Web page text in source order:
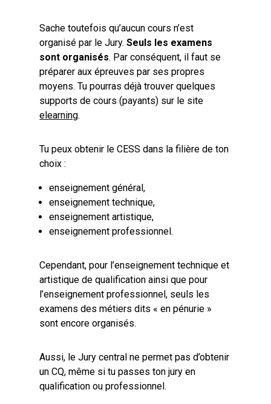
Sache toutefois qu’aucun cours n’est
organisé par le Jury.Seuls les examens
sont organisés. Par conséquent, il faut se
préparer aux épreuves par ses propres
moyens. Tu pourras déjà trouver quelques
supports de cours (payants) sur le site
elearning.
Tu peux obtenir le CESS dans la filière de ton
choix :
enseignement général,
enseignement technique,
enseignement artistique,
enseignement professionnel.
Cependant, pour l’enseignement technique et
artistique de qualification ainsi que pour
l’enseignement professionnel, seuls les
examens des métiers dits « en pénurie »
sont encore organisés.
Aussi, le Jury central ne permet pas d’obtenir
un CQ, même si tu passes ton jury en
qualification ou professionnel.